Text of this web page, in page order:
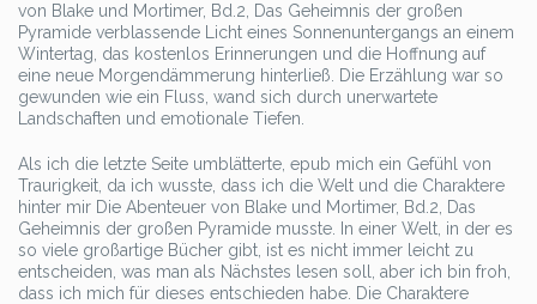
von Blake und Mortimer, Bd.2, Das Geheimnis der großen
Pyramide verblassende Licht eines Sonnenuntergangs an einem
Wintertag, das kostenlos Erinnerungen und die Hoffnung auf
eine neue Morgendämmerung hinterließ. Die Erzählung war so
gewunden wie ein Fluss, wand sich durch unerwartete
Landschaften und emotionale Tiefen.
Als ich die letzte Seite umblätterte, epub mich ein Gefühl von
Traurigkeit, da ich wusste, dass ich die Welt und die Charaktere
hinter mir Die Abenteuer von Blake und Mortimer, Bd.2, Das
Geheimnis der großen Pyramide musste. In einer Welt, in der es
so viele großartige Bücher gibt, ist es nicht immer leicht zu
entscheiden, was man als Nächstes lesen soll, aber ich bin froh,
dass ich mich für dieses entschieden habe. Die Charaktere